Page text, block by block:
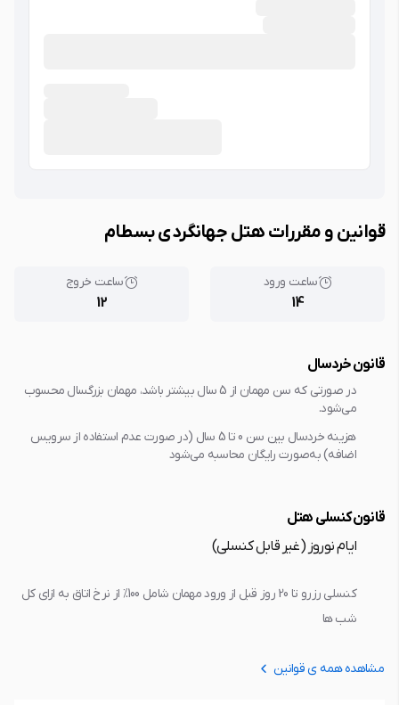
قوانین و مقررات هتل جهانگردی بسطام
ساعت ورود
14
ساعت خروج
12
قانون خردسال
در صورتی که سن مهمان از 5 سال بیشتر باشد، مهمان بزرگسال محسوب
می‌شود.
هزینه خردسال بین سن 0 تا 5 سال (در صورت عدم استفاده از سرویس
اضافه) به‌صورت رایگان محاسبه می‌شود
قانون کنسلی هتل
ایام نوروز (غیر قابل کنسلی)
کنسلی رزرو تا 20 روز قبل از ورود مهمان شامل 100% از نرخ اتاق به ازاي کل
شب ها
مشاهده همه ی قوانین